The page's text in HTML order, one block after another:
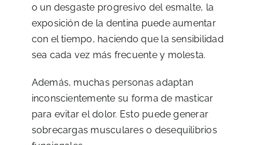
o un desgaste progresivo del esmalte, la
exposición de la dentina puede aumentar
con el tiempo, haciendo que la sensibilidad
sea cada vez más frecuente y molesta.
Además, muchas personas adaptan
inconscientemente su forma de masticar
para evitar el dolor. Esto puede generar
sobrecargas musculares o desequilibrios